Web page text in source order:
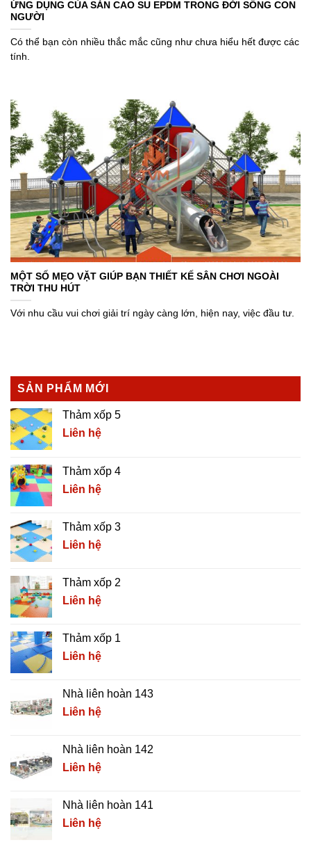
SẢN PHẨM MỚI
Thảm xốp 5
Liên hệ
Thảm xốp 4
Liên hệ
Thảm xốp 3
Liên hệ
Thảm xốp 2
Liên hệ
Thảm xốp 1
Liên hệ
Nhà liên hoàn 143
Liên hệ
Nhà liên hoàn 142
Liên hệ
Nhà liên hoàn 141
Liên hệ
ỨNG DỤNG CỦA SÀN CAO SU EPDM TRONG ĐỜI SỐNG CON
NGƯỜI
Có thể bạn còn nhiều thắc mắc cũng như chưa hiểu hết được các
tính.
MỘT SỐ MẸO VẶT GIÚP BẠN THIẾT KẾ SÂN CHƠI NGOÀI
TRỜI THU HÚT
Với nhu cầu vui chơi giải trí ngày càng lớn, hiện nay, việc đầu tư.